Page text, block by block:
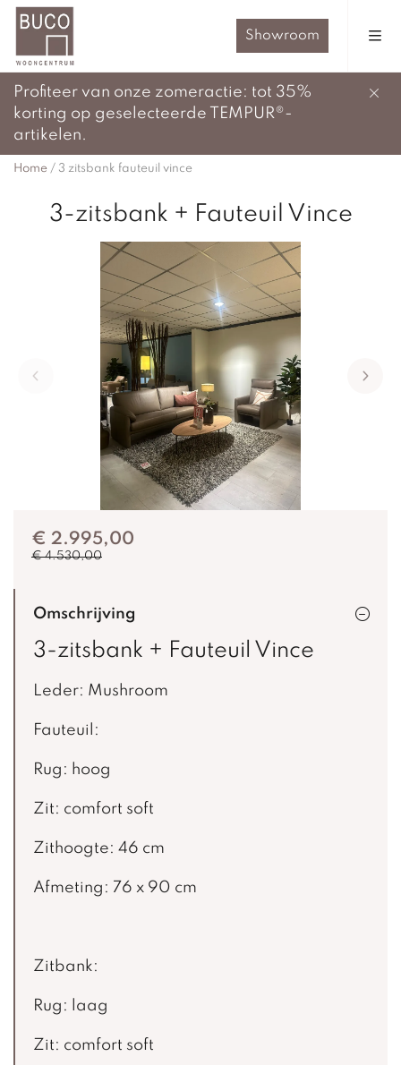
Showroom
Profiteer van onze zomeractie: tot 35%
korting op geselecteerde TEMPUR®-
artikelen.
Home / 3 zitsbank fauteuil vince
3-zitsbank + Fauteuil Vince
€ 2.995,00
€ 4.530,00
Omschrijving
3-zitsbank + Fauteuil Vince
Leder: Mushroom
Fauteuil:
Rug: hoog
Zit: comfort soft
Zithoogte: 46 cm
Afmeting: 76 x 90 cm
Zitbank:
Rug: laag
Zit: comfort soft